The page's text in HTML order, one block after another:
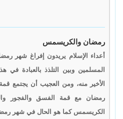
رمضان والكريسمس
أعداء الإسلام يريدون إفراغ شهر
المسلمين وبين التلذذ بالعبادة
الأخير منه، ومن العجيب أن يجتمع
رمضان مع قمة الفسق والفجور
الكريسمس كما هو الحال في شهر